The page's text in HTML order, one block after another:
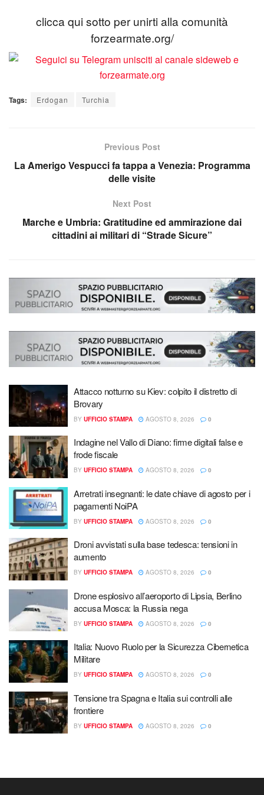
clicca qui sotto per unirti alla comunità
forzearmate.org/
Tags: Erdogan Turchia
Previous Post
La Amerigo Vespucci fa tappa a Venezia: Programma
delle visite
Next Post
Marche e Umbria: Gratitudine ed ammirazione dai
cittadini ai militari di “Strade Sicure”
Attacco notturno su Kiev: colpito il distretto di
Brovary
BY UFFICIO STAMPA AGOSTO 8, 2026 0
Indagine nel Vallo di Diano: firme digitali false e
frode fiscale
BY UFFICIO STAMPA AGOSTO 8, 2026 0
Arretrati insegnanti: le date chiave di agosto per i
pagamenti NoiPA
BY UFFICIO STAMPA AGOSTO 8, 2026 0
Droni avvistati sulla base tedesca: tensioni in
aumento
BY UFFICIO STAMPA AGOSTO 8, 2026 0
Drone esplosivo all’aeroporto di Lipsia, Berlino
accusa Mosca: la Russia nega
BY UFFICIO STAMPA AGOSTO 8, 2026 0
Italia: Nuovo Ruolo per la Sicurezza Cibernetica
Militare
BY UFFICIO STAMPA AGOSTO 8, 2026 0
Tensione tra Spagna e Italia sui controlli alle
frontiere
BY UFFICIO STAMPA AGOSTO 8, 2026 0